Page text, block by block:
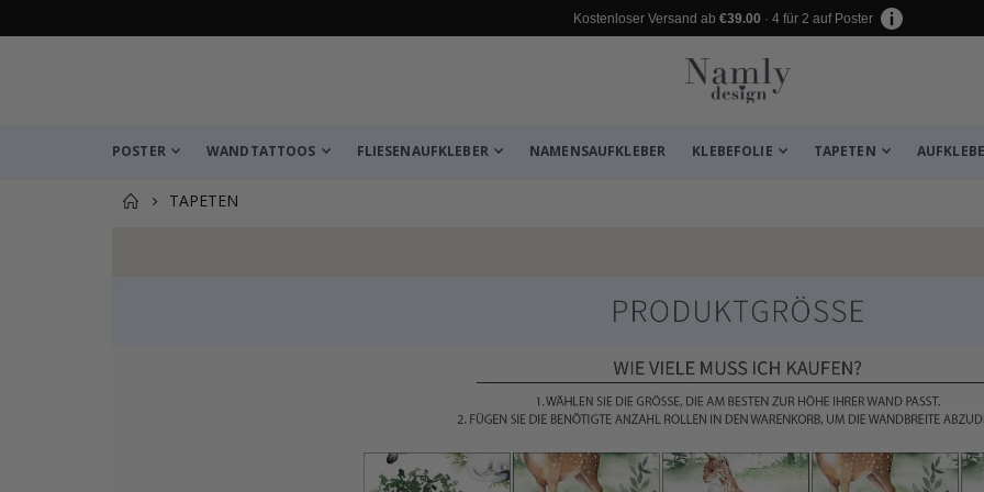
Kostenloser Versand ab €39.00 · 4 für 2 auf Poster
POSTER WANDTATTOOS FLIESENAUFKLEBER NAMENSAUFKLEBER KLEBEFOLIE TAPETEN
TAPETEN
Personalisierte Poster – Karikatur / Cartoon-Stil – KI-Poster